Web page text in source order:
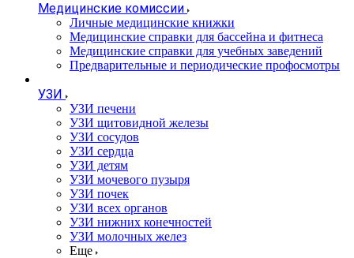
Медицинские комиссии
Личные медицинские книжки
Медицинские справки для бассейна и фитнеса
Медицинские справки для учебных заведений
Предварительные и периодические профосмотры
УЗИ
УЗИ печени
УЗИ щитовидной железы
УЗИ сосудов
УЗИ сердца
УЗИ детям
УЗИ мочевого пузыря
УЗИ почек
УЗИ всех органов
УЗИ нижних конечностей
УЗИ молочных желез
Еще